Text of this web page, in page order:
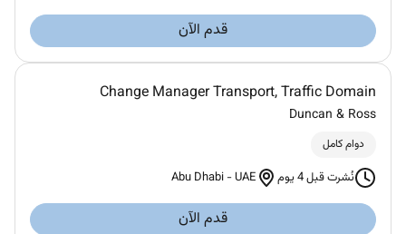
قدم الآن
Change Manager Transport, Traffic Domain
Duncan & Ross
دوام كامل
نُشرت قبل 4 يوم Abu Dhabi -UAE
قدم الآن